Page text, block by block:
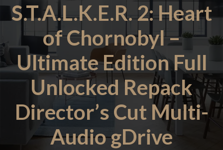
S.T.A.L.K.E.R. 2: Heart
of Chornobyl –
Ultimate Edition Full
Unlocked Repack
Director’s Cut Multi-
Audio gDrive